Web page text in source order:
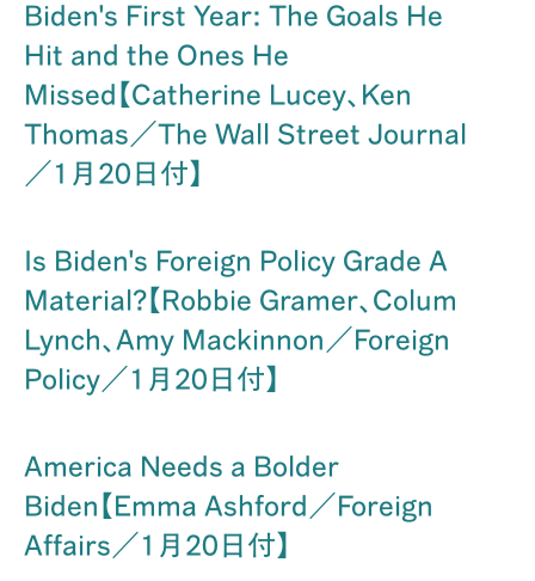
Biden's First Year: The Goals He
Hit and the Ones He
Missed【Catherine Lucey、Ken
Thomas／The Wall Street Journal
／1月20日付】
Is Biden's Foreign Policy Grade A
Material?【Robbie Gramer、Colum
Lynch、Amy Mackinnon／Foreign
Policy／1月20日付】
America Needs a Bolder
Biden【Emma Ashford／Foreign
Affairs／1月20日付】